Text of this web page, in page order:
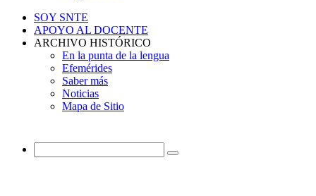
SOY SNTE
APOYO AL DOCENTE
ARCHIVO HISTÓRICO
En la punta de la lengua
Efemérides
Saber más
Noticias
Mapa de Sitio